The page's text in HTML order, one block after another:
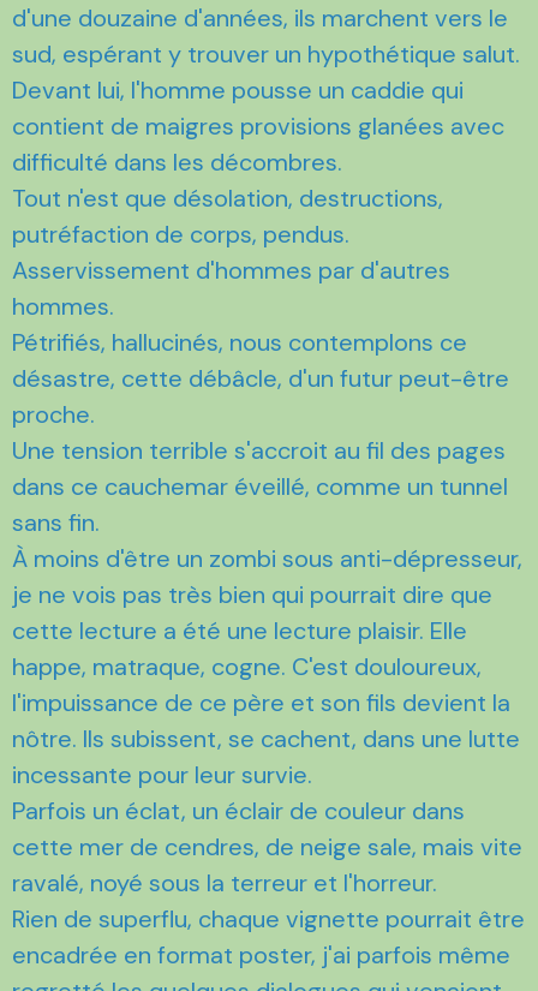
d'une douzaine d'années, ils marchent vers le
sud, espérant y trouver un hypothétique salut.
Devant lui, l'homme pousse un caddie qui
contient de maigres provisions glanées avec
difficulté dans les décombres.
Tout n'est que désolation, destructions,
putréfaction de corps, pendus.
Asservissement d'hommes par d'autres
hommes.
Pétrifiés, hallucinés, nous contemplons ce
désastre, cette débâcle, d'un futur peut-être
proche.
Une tension terrible s'accroit au fil des pages
dans ce cauchemar éveillé, comme un tunnel
sans fin.
À moins d'être un zombi sous anti-dépresseur,
je ne vois pas très bien qui pourrait dire que
cette lecture a été une lecture plaisir. Elle
happe, matraque, cogne. C'est douloureux,
l'impuissance de ce père et son fils devient la
nôtre. Ils subissent, se cachent, dans une lutte
incessante pour leur survie.
Parfois un éclat, un éclair de couleur dans
cette mer de cendres, de neige sale, mais vite
ravalé, noyé sous la terreur et l'horreur.
Rien de superflu, chaque vignette pourrait être
encadrée en format poster, j'ai parfois même